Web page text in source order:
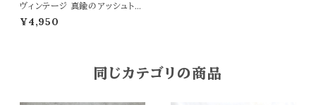
ヴィンテージ 真鍮のアッシュトレ
イ
¥4,950
同じカテゴリの商品